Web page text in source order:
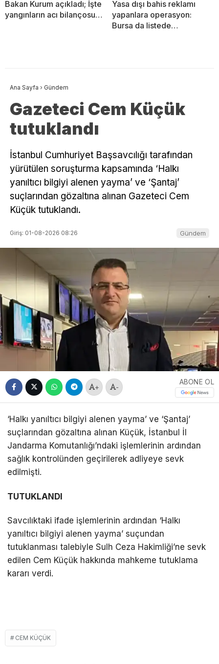
Bakan Kurum açıkladı; İşte
yangınların acı bilançosu…
Yasa dışı bahis reklamı
yapanlara operasyon:
Bursa da listede…
Ana Sayfa › Gündem
Gazeteci Cem Küçük
tutuklandı
İstanbul Cumhuriyet Başsavcılığı tarafından
yürütülen soruşturma kapsamında ‘Halkı
yanıltıcı bilgiyi alenen yayma’ ve ‘Şantaj’
suçlarından gözaltına alınan Gazeteci Cem
Küçük tutuklandı.
Giriş: 01-08-2026 08:26 Gündem
+ -
ABONE OL
‘Halkı yanıltıcı bilgiyi alenen yayma’ ve ‘Şantaj’
suçlarından gözaltına alınan Küçük, İstanbul İl
Jandarma Komutanlığı’ndaki işlemlerinin ardından
sağlık kontrolünden geçirilerek adliyeye sevk
edilmişti.
TUTUKLANDI
Savcılıktaki ifade işlemlerinin ardından ‘Halkı
yanıltıcı bilgiyi alenen yayma’ suçundan
tutuklanması talebiyle Sulh Ceza Hakimliği’ne sevk
edilen Cem Küçük hakkında mahkeme tutuklama
kararı verdi.
CEM KÜÇÜK